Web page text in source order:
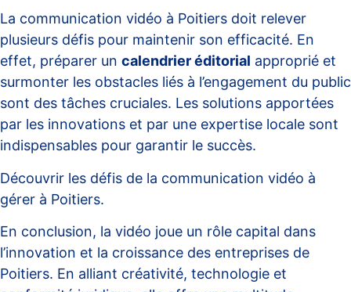
La communication vidéo à Poitiers doit relever
plusieurs défis pour maintenir son efficacité. En
effet, préparer un calendrier éditorial approprié et
surmonter les obstacles liés à l’engagement du public
sont des tâches cruciales. Les solutions apportées
par les innovations et par une expertise locale sont
indispensables pour garantir le succès.
Découvrir les défis de la communication vidéo à
gérer à Poitiers.
En conclusion, la vidéo joue un rôle capital dans
l’innovation et la croissance des entreprises de
Poitiers. En alliant créativité, technologie et